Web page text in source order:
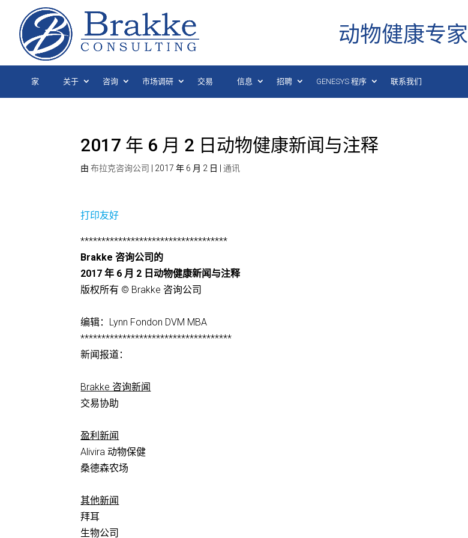
动物健康专家
家 关于 咨询 市场调研 交易 信息 招聘 GENESYS 程序 联系我们
2017 年 6 月 2 日动物健康新闻与注释
由布拉克咨询公司 2017 年 6 月 2 日 |通讯
打印友好
***********************************
Brakke 咨询公司的
2017 年 6 月 2 日动物健康新闻与注释
版权所有 © Brakke 咨询公司
编辑：Lynn Fondon DVM MBA
************************************
新闻报道：
Brakke 咨询新闻
交易协助
盈利新闻
Alivira 动物保健
桑德森农场
其他新闻
拜耳
生物公司